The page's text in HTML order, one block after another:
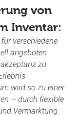
von
Inventar:
verschiedene
angeboten
zu
wird so zu einer
– durch flexible
Vermarktung.